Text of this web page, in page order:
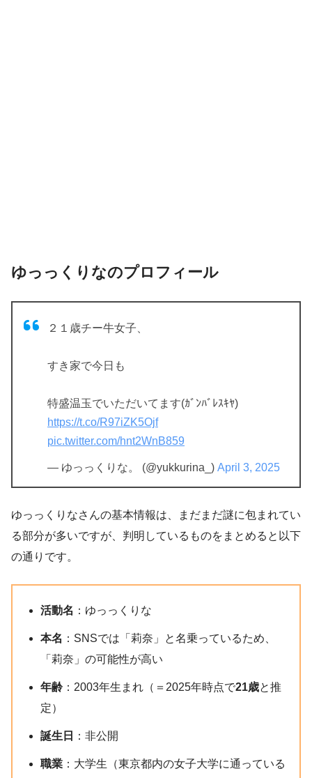
ゆっっくりなのプロフィール
２１歳チー牛女子、
すき家で今日も
特盛温玉でいただいてます(ｶﾞﾝﾊﾞﾚｽｷﾔ)
https://t.co/R97iZK5Ojf
pic.twitter.com/hnt2WnB859
— ゆっっくりな。 (@yukkurina_) April 3, 2025
ゆっっくりなさんの基本情報は、まだまだ謎に包まれてい
る部分が多いですが、判明しているものをまとめると以下
の通りです。
活動名 ：ゆっっくりな
本名 ：SNSでは「莉奈」と名乗っているため、
「莉奈」の可能性が高い
年齢 ：2003年生まれ（＝2025年時点で21歳と推
定）
誕生日 ：非公開
職業 ：大学生（東京都内の女子大学に通っている